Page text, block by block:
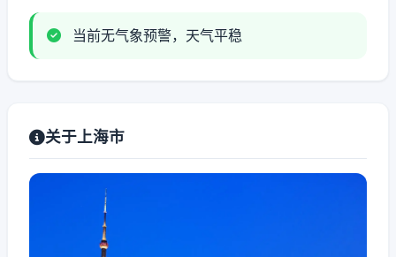
当前无气象预警，天气平稳
关于上海市